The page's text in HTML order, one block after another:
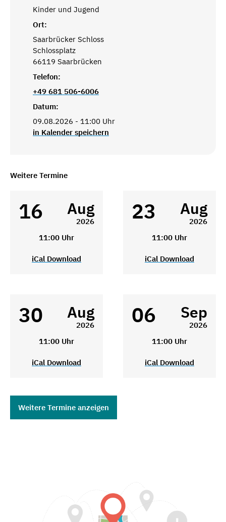
Kinder und Jugend
Ort:
Saarbrücker Schloss
Schlossplatz
66119 Saarbrücken
Telefon:
+49 681 506-6006
Datum:
09.08.2026 - 11:00 Uhr
in Kalender speichern
Weitere Termine
16 Aug
2026
11:00 Uhr
iCal Download
23 Aug
2026
11:00 Uhr
iCal Download
30 Aug
2026
11:00 Uhr
iCal Download
06 Sep
2026
11:00 Uhr
iCal Download
Weitere Termine anzeigen